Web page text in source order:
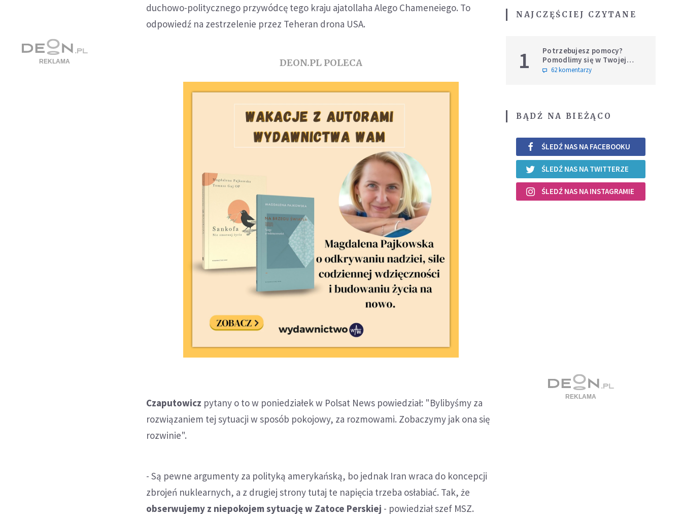
duchowo-politycznego przywódcę tego kraju ajatollaha Alego Chameneiego. To
odpowiedź na zestrzelenie przez Teheran drona USA.
DEON.PL POLECA
Czaputowicz pytany o to w poniedziałek w Polsat News powiedział: "Bylibyśmy za
rozwiązaniem tej sytuacji w sposób pokojowy, za rozmowami. Zobaczymy jak ona się
rozwinie".
- Są pewne argumenty za polityką amerykańską, bo jednak Iran wraca do koncepcji
zbrojeń nuklearnych, a z drugiej strony tutaj te napięcia trzeba osłabiać. Tak, że
obserwujemy z niepokojem sytuację w Zatoce Perskiej - powiedział szef MSZ.
NAJCZĘŚCIEJ CZYTANE
1
Potrzebujesz pomocy?
Pomodlimy się w Twojej
intencji
62 komentarzy
BĄDŹ NA BIEŻĄCO
ŚLEDŹ NAS NA FACEBOOKU
ŚLEDŹ NAS NA TWITTERZE
ŚLEDŹ NAS NA INSTAGRAMIE